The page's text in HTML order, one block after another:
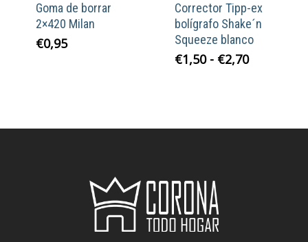
Goma de borrar
2×420 Milan
€0,95
Corrector Tipp-ex
bolígrafo Shake´n
Squeeze blanco
€1,50 - €2,70Rango
hasta